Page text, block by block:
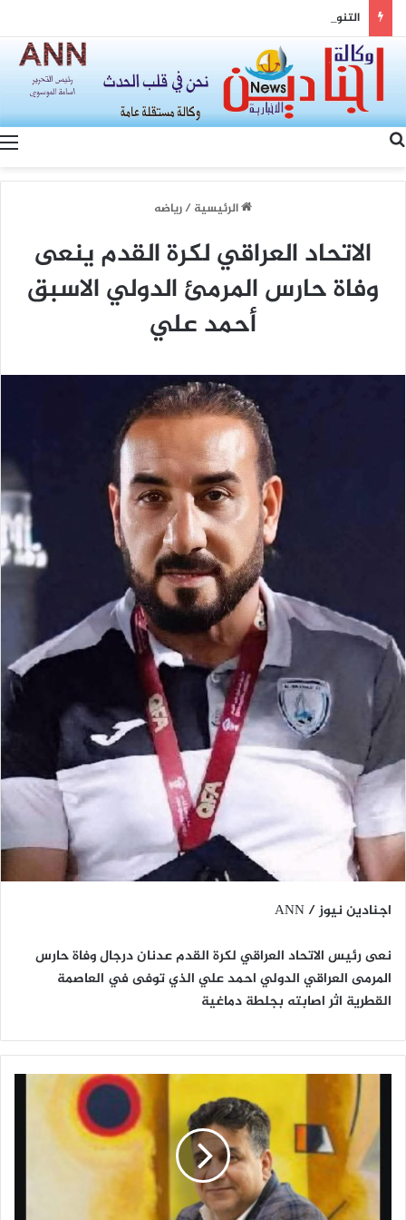
الرئيسية/رياضه
الاتحاد العراقي لكرة القدم ينعى
وفاة حارس المرمئ الدولي الاسبق
أحمد علي
اجنادين نيوز / ANN
نعى رئيس الاتحاد العراقي لكرة القدم عدنان درجال وفاة حارس
المرمى العراقي الدولي احمد علي الذي توفى في العاصمة
القطرية اثر اصابته بجلطة دماغية